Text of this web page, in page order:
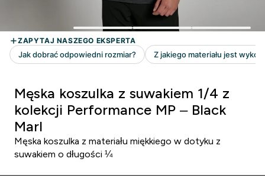
Męska koszulka z suwakiem 1/4 z
kolekcji Performance MP – Black
Marl
Męska koszulka z materiału miękkiego w dotyku z
suwakiem o długości ¼